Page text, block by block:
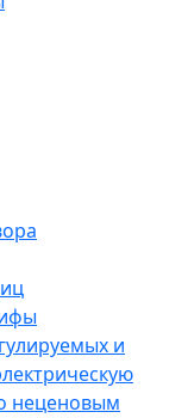
и
неценовым